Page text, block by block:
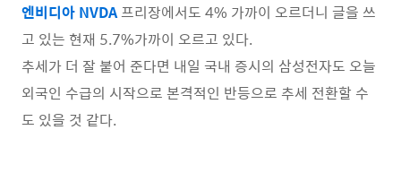
엔비디아 NVDA프리장에서도 4% 가까이 오르더니 글을 쓰
고 있는 현재 5.7%가까이 오르고 있다.
추세가 더 잘 붙어 준다면 내일 국내 증시의 삼성전자도 오늘
외국인 수급의 시작으로 본격적인 반등으로 추세 전환할 수
도 있을 것 같다.